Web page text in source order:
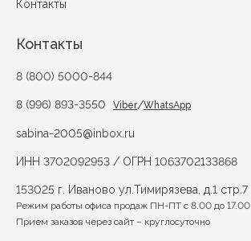
Контакты
Контакты
8 (800) 5000-844
8 (996) 893-3550 Viber/WhatsApp
sabina-2005@inbox.ru
ИНН 3702092953 / ОГРН 1063702133868
153025 г. Иваново ул.Тимирязева, д.1 стр.7
Режим работы офиса продаж ПН-ПТ с 8.00 до 17.00
Прием заказов через сайт – круглосуточно